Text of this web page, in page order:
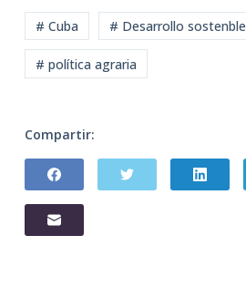
# Cuba # Desarrollo sostenble
# política agraria
Compartir: